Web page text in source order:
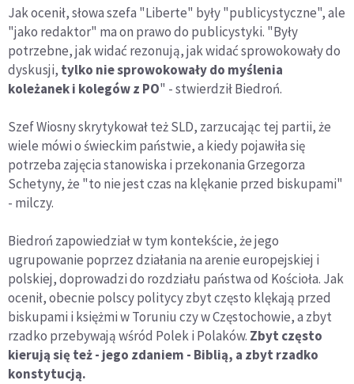
Jak ocenił, słowa szefa "Liberte" były "publicystyczne", ale
"jako redaktor" ma on prawo do publicystyki. "Były
potrzebne, jak widać rezonują, jak widać sprowokowały do
dyskusji, tylko nie sprowokowały do myślenia
koleżanek i kolegów z PO" - stwierdził Biedroń.
Szef Wiosny skrytykował też SLD, zarzucając tej partii, że
wiele mówi o świeckim państwie, a kiedy pojawiła się
potrzeba zajęcia stanowiska i przekonania Grzegorza
Schetyny, że "to nie jest czas na klękanie przed biskupami"
- milczy.
Biedroń zapowiedział w tym kontekście, że jego
ugrupowanie poprzez działania na arenie europejskiej i
polskiej, doprowadzi do rozdziału państwa od Kościoła. Jak
ocenił, obecnie polscy politycy zbyt często klękają przed
biskupami i księżmi w Toruniu czy w Częstochowie, a zbyt
rzadko przebywają wśród Polek i Polaków. Zbyt często
kierują się też - jego zdaniem - Biblią, a zbyt rzadko
konstytucją.